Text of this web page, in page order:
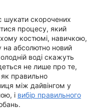
шукати скорочених
процесу, який
костюмі, навичкою,
на абсолютно новий
воді скажуть
не лише про те,
правильно
між дайвінгом у
і вибір правильного